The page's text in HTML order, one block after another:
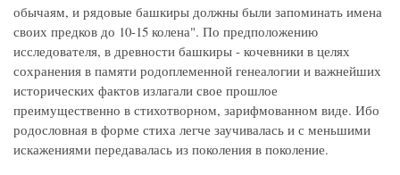
обычаям, и рядовые башкиры должны были запоминать имена
своих предков до 10-15 колена". По предположению
исследователя, в древности башкиры - кочевники в целях
сохранения в памяти родоплеменной генеалогии и важнейших
исторических фактов излагали свое прошлое
преимущественно в стихотворном, зарифмованном виде. Ибо
родословная в форме стиха легче заучивалась и с меньшими
искажениями передавалась из поколения в поколение.